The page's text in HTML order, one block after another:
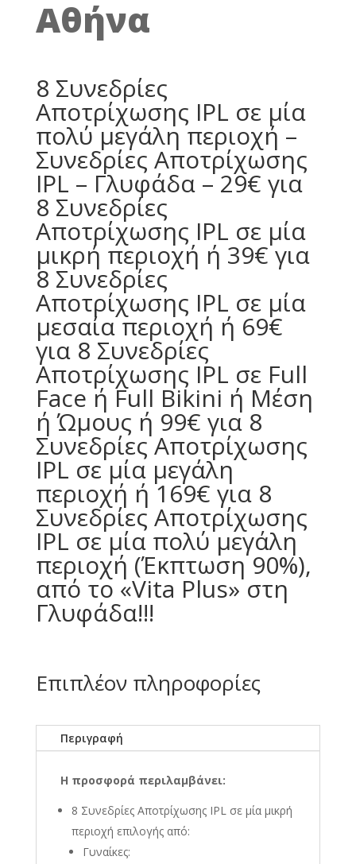
Αθήνα
8 Συνεδρίες
Αποτρίχωσης IPL σε μία
πολύ μεγάλη περιοχή –
Συνεδρίες Αποτρίχωσης
IPL – Γλυφάδα – 29€ για
8 Συνεδρίες
Αποτρίχωσης IPL σε μία
μικρή περιοχή ή 39€ για
8 Συνεδρίες
Αποτρίχωσης IPL σε μία
μεσαία περιοχή ή 69€
για 8 Συνεδρίες
Αποτρίχωσης IPL σε Full
Face ή Full Bikini ή Μέση
ή Ώμους ή 99€ για 8
Συνεδρίες Αποτρίχωσης
IPL σε μία μεγάλη
περιοχή ή 169€ για 8
Συνεδρίες Αποτρίχωσης
IPL σε μία πολύ μεγάλη
περιοχή (Έκπτωση 90%),
από το «Vita Plus» στη
Γλυφάδα!!!
Επιπλέον πληροφορίες
Περιγραφή
Η προσφορά περιλαμβάνει:
8 Συνεδρίες Αποτρίχωσης IPL σε μία μικρή
περιοχή επιλογής από:
Γυναίκες: